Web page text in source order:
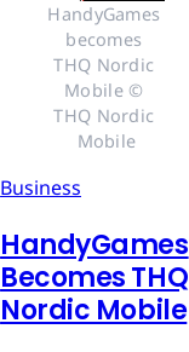
HandyGames
becomes
THQ Nordic
Mobile ©
THQ Nordic
Mobile
Business
HandyGames
Becomes THQ
Nordic Mobile